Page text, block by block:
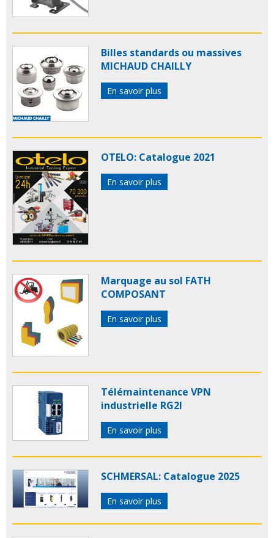
Billes standards ou massives
MICHAUD CHAILLY
En savoir plus
OTELO: Catalogue 2021
En savoir plus
Marquage au sol FATH
COMPOSANT
En savoir plus
Télémaintenance VPN
industrielle RG2I
En savoir plus
SCHMERSAL: Catalogue 2025
En savoir plus